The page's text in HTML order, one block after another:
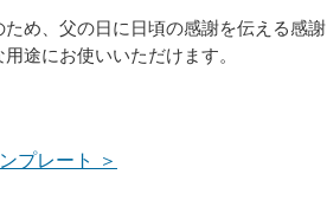
め、父の日に日頃の感謝を伝える感謝
途にお使いいただけます。
プレート ＞